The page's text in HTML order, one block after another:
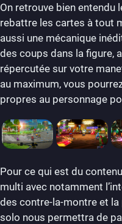
On retrouve bien
rebattre les cartes à tout
aussi une mécanique
des coups dans la figure,
répercutée sur votre
au maximum, vous
propres au personnage
Pour ce qui est du
multi avec notamment
des contre-la-montre et
solo nous permettra de